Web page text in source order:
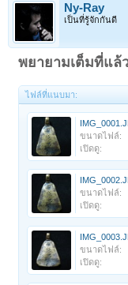
Ny-Ray
เป็นที่รู้จักกันดี
พยายามเต็มที่แล้
ไฟล์ที่แนบมา:
ขนาดไฟล์:
เปิดดู:
ขนาดไฟล์:
เปิดดู:
ขนาดไฟล์:
เปิดดู: